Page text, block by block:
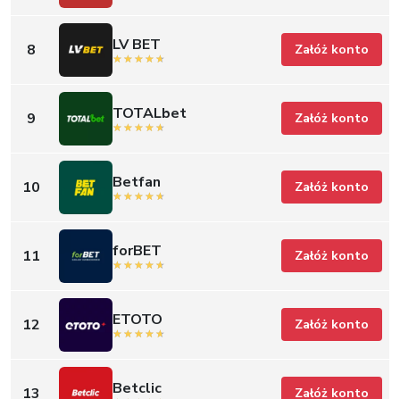
8 LV BET Załóż konto
9 TOTALbet Załóż konto
10 Betfan Załóż konto
11 forBET Załóż konto
12 ETOTO Załóż konto
13 Betclic Załóż konto